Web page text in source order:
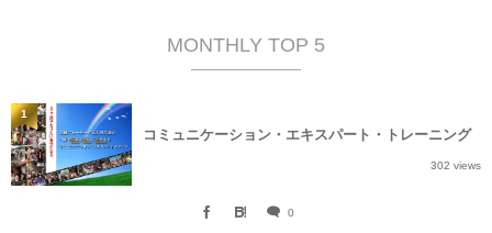
MONTHLY TOP 5
コミュニケーション・エキスパート・トレーニング
302 views
0
1